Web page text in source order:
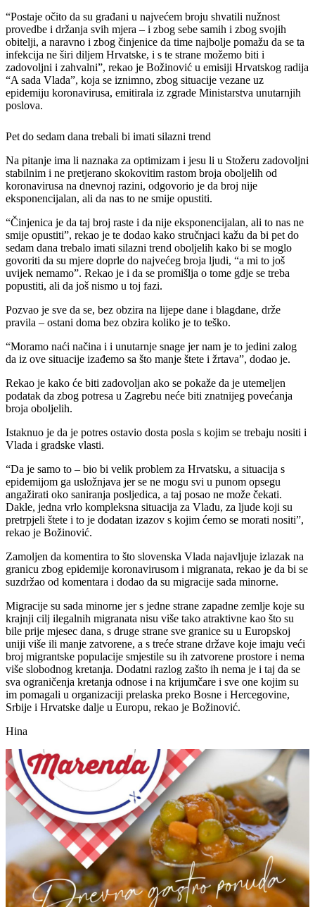
“Postaje očito da su građani u najvećem broju shvatili nužnost
provedbe i držanja svih mjera – i zbog sebe samih i zbog svojih
obitelji, a naravno i zbog činjenice da time najbolje pomažu da se ta
infekcija ne širi diljem Hrvatske, i s te strane možemo biti i
zadovoljni i zahvalni”, rekao je Božinović u emisiji Hrvatskog radija
“A sada Vlada”, koja se iznimno, zbog situacije vezane uz
epidemiju koronavirusa, emitirala iz zgrade Ministarstva unutarnjih
poslova.
Pet do sedam dana trebali bi imati silazni trend
Na pitanje ima li naznaka za optimizam i jesu li u Stožeru zadovoljni
stabilnim i ne pretjerano skokovitim rastom broja oboljelih od
koronavirusa na dnevnoj razini, odgovorio je da broj nije
eksponencijalan, ali da nas to ne smije opustiti.
“Činjenica je da taj broj raste i da nije eksponencijalan, ali to nas ne
smije opustiti”, rekao je te dodao kako stručnjaci kažu da bi pet do
sedam dana trebalo imati silazni trend oboljelih kako bi se moglo
govoriti da su mjere doprle do najvećeg broja ljudi, “a mi to još
uvijek nemamo”. Rekao je i da se promišlja o tome gdje se treba
popustiti, ali da još nismo u toj fazi.
Pozvao je sve da se, bez obzira na lijepe dane i blagdane, drže
pravila – ostani doma bez obzira koliko je to teško.
“Moramo naći načina i i unutarnje snage jer nam je to jedini zalog
da iz ove situacije izađemo sa što manje štete i žrtava”, dodao je.
Rekao je kako će biti zadovoljan ako se pokaže da je utemeljen
podatak da zbog potresa u Zagrebu neće biti znatnijeg povećanja
broja oboljelih.
Istaknuo je da je potres ostavio dosta posla s kojim se trebaju nositi i
Vlada i gradske vlasti.
“Da je samo to – bio bi velik problem za Hrvatsku, a situacija s
epidemijom ga usložnjava jer se ne mogu svi u punom opsegu
angažirati oko saniranja posljedica, a taj posao ne može čekati.
Dakle, jedna vrlo kompleksna situacija za Vladu, za ljude koji su
pretrpjeli štete i to je dodatan izazov s kojim ćemo se morati nositi”,
rekao je Božinović.
Zamoljen da komentira to što slovenska Vlada najavljuje izlazak na
granicu zbog epidemije koronavirusom i migranata, rekao je da bi se
suzdržao od komentara i dodao da su migracije sada minorne.
Migracije su sada minorne jer s jedne strane zapadne zemlje koje su
krajnji cilj ilegalnih migranata nisu više tako atraktivne kao što su
bile prije mjesec dana, s druge strane sve granice su u Europskoj
uniji više ili manje zatvorene, a s treće strane države koje imaju veći
broj migrantske populacije smjestile su ih zatvorene prostore i nema
više slobodnog kretanja. Dodatni razlog zašto ih nema je i taj da se
sva ograničenja kretanja odnose i na krijumčare i sve one kojim su
im pomagali u organizaciji prelaska preko Bosne i Hercegovine,
Srbije i Hrvatske dalje u Europu, rekao je Božinović.
Hina